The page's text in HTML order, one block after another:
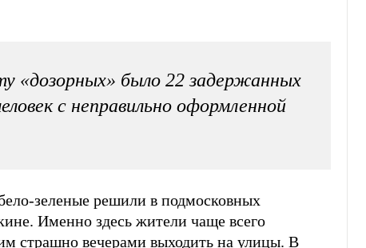
«дозорных» было 22 задержанных
с неправильно оформленной
зеленые решили в подмосковных
Именно здесь жители чаще всего
страшно вечерами выходить на улицы. В